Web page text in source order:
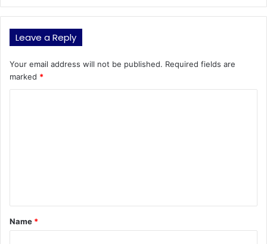
Leave a Reply
Your email address will not be published. Required fields are
marked *
t
*
Name *